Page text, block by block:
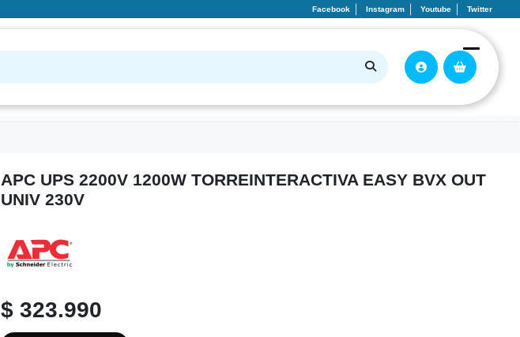
Facebook Instagram Youtube Twitter
APC UPS 2200V 1200W TORREINTERACTIVA EASY BVX OUT
UNIV 230V
$ 323.990